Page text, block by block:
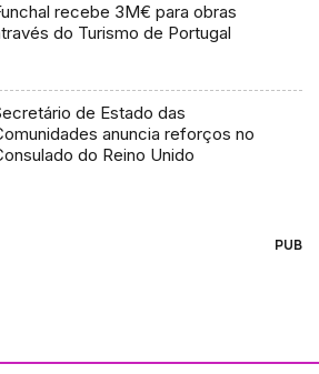
recebe 3M€ para obras
do Turismo de Portugal
de Estado das
anuncia reforços no
do Reino Unido
PUB